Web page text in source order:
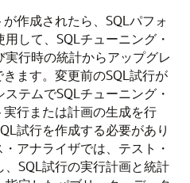
作成されたら、SQLパフォ
して、SQLチューニング・
行時の統計からアップグレ
ます。変更前のSQL試行が
テムでSQLチューニング・
行または計画の生成を行
試行を作成する必要があり
アナライザでは、テスト・
SQL試行の実行計画と統計